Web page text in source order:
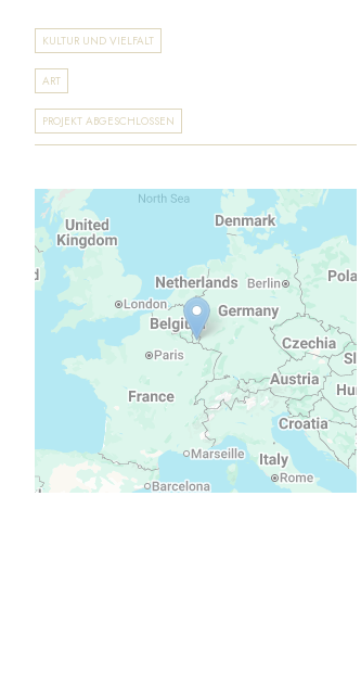
KULTUR UND VIELFALT
ART
PROJEKT ABGESCHLOSSEN